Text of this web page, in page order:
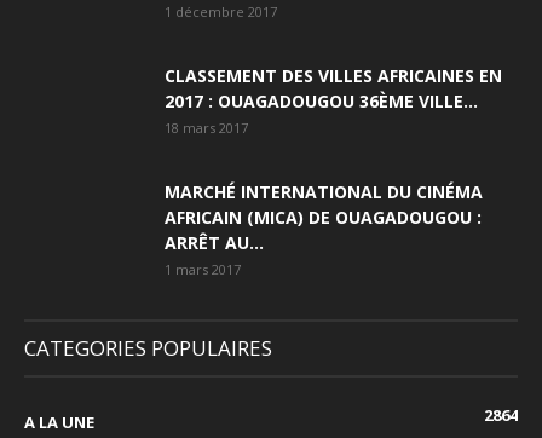
1 décembre 2017
CLASSEMENT DES VILLES AFRICAINES EN
2017 : OUAGADOUGOU 36ÈME VILLE...
18 mars 2017
MARCHÉ INTERNATIONAL DU CINÉMA
AFRICAIN (MICA) DE OUAGADOUGOU :
ARRÊT AU...
1 mars 2017
CATEGORIES POPULAIRES
A LA UNE
2864